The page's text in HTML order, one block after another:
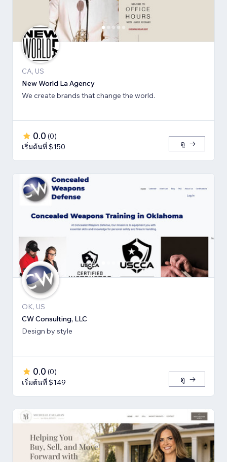
CA, US
New World La Agency
We create brands that change the world.
0.0 (0)
เริ่มต้นที่ $150
ดู
OK, US
CW Consulting, LLC
Design by style
0.0 (0)
เริ่มต้นที่ $149
ดู